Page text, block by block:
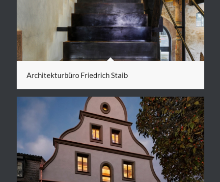
Architekturbüro Friedrich Staib